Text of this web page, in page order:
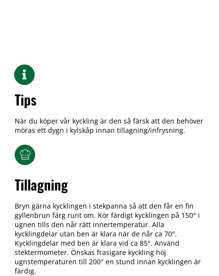
Tips
När du köper vår kyckling är den så färsk att den behöver
möras ett dygn i kylskåp innan tillagning/infrysning.
Tillagning
Bryn gärna kycklingen i stekpanna så att den får en fin
gyllenbrun färg runt om. Kör färdigt kycklingen på 150° i
ugnen tills den når rätt innertemperatur. Alla
kycklingdelar utan ben är klara när de når ca 70°.
Kycklingdelar med ben är klara vid ca 85°. Använd
stektermometer. Önskas frasigare kyckling höj
ugnstemperaturen till 200° en stund innan kycklingen är
färdig.